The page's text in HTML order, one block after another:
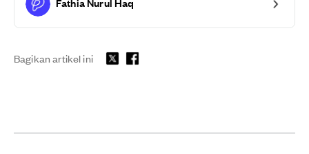
Bagikan artikel ini